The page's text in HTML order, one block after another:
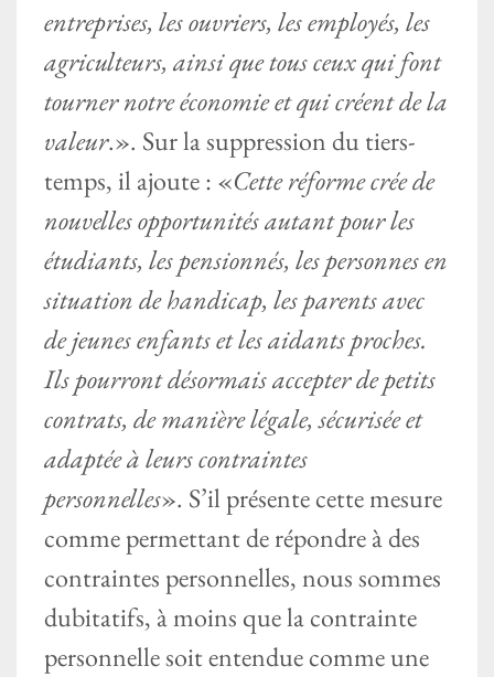
entreprises, les ouvriers, les employés, les
agriculteurs, ainsi que tous ceux qui font
tourner notre économie et qui créent de la
valeur.». Sur la suppression du tiers-
temps, il ajoute : «Cette réforme crée de
nouvelles opportunités autant pour les
étudiants, les pensionnés, les personnes en
situation de handicap, les parents avec
de jeunes enfants et les aidants proches.
Ils pourront désormais accepter de petits
contrats, de manière légale, sécurisée et
adaptée à leurs contraintes
personnelles». S’il présente cette mesure
comme permettant de répondre à des
contraintes personnelles, nous sommes
dubitatifs, à moins que la contrainte
personnelle soit entendue comme une